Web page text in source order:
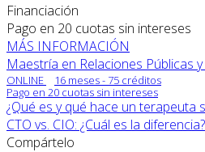
Financiación
Pago en 20 cuotas sin intereses
MÁS INFORMACIÓN
Maestría en Relaciones Públicas
ONLINE
16 meses - 75 créditos
Pago en 20 cuotas sin intereses
¿Qué es y qué hace un terapeuta
CTO vs. CIO: ¿Cuál es la diferencia?
Compártelo